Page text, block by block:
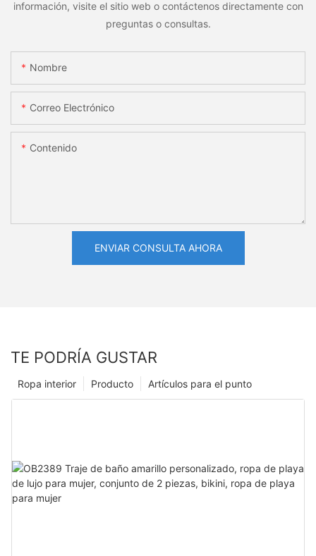
información, visite el sitio web o contáctenos directamente con
preguntas o consultas.
Nombre
Correo Electrónico
Contenido
ENVIAR CONSULTA AHORA
TE PODRÍA GUSTAR
Artículos para el punto
Producto
Ropa interior